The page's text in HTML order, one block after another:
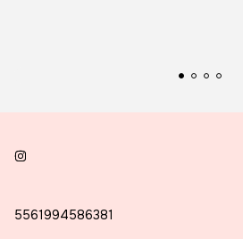
5561994586381